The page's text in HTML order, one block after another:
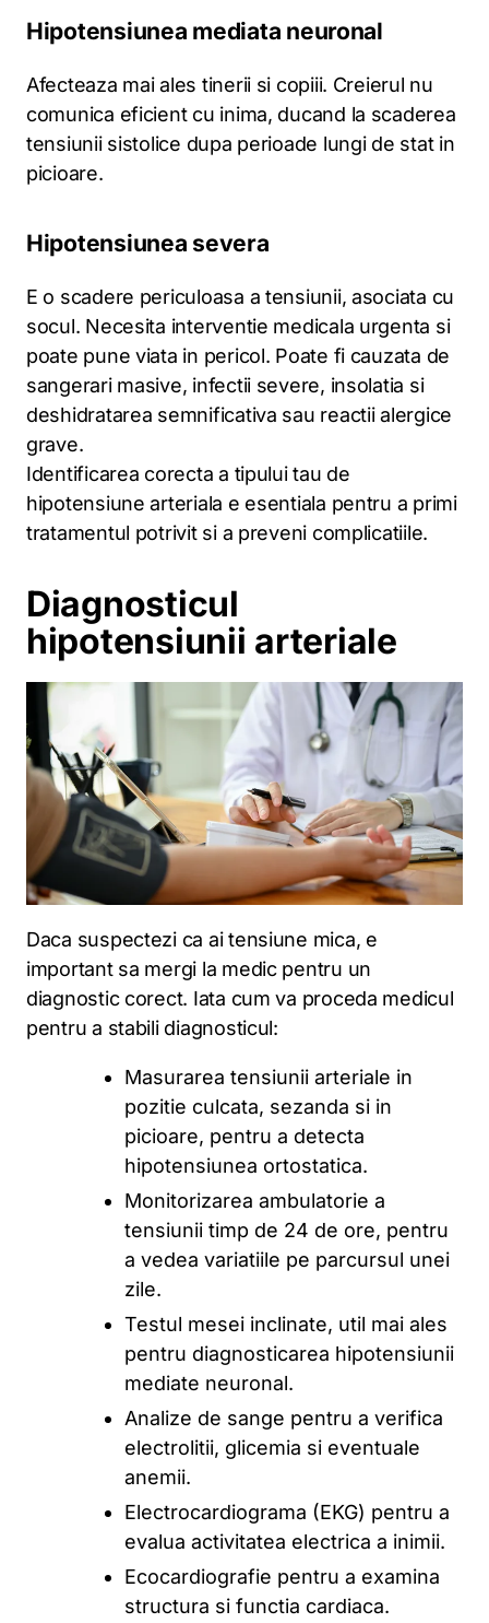
Hipotensiunea mediata neuronal
Afecteaza mai ales tinerii si copiii. Creierul nu
comunica eficient cu inima, ducand la scaderea
tensiunii sistolice dupa perioade lungi de stat in
picioare.
Hipotensiunea severa
E o scadere periculoasa a tensiunii, asociata cu
socul. Necesita interventie medicala urgenta si
poate pune viata in pericol. Poate fi cauzata de
sangerari masive, infectii severe, insolatia si
deshidratarea semnificativa sau reactii alergice
grave.
Identificarea corecta a tipului tau de
hipotensiune arteriala e esentiala pentru a primi
tratamentul potrivit si a preveni complicatiile.
Diagnosticul
hipotensiunii arteriale
Daca suspectezi ca ai tensiune mica, e
important sa mergi la medic pentru un
diagnostic corect. Iata cum va proceda medicul
pentru a stabili diagnosticul:
Masurarea tensiunii arteriale in
pozitie culcata, sezanda si in
picioare, pentru a detecta
hipotensiunea ortostatica.
Monitorizarea ambulatorie a
tensiunii timp de 24 de ore, pentru
a vedea variatiile pe parcursul unei
zile.
Testul mesei inclinate, util mai ales
pentru diagnosticarea hipotensiunii
mediate neuronal.
Analize de sange pentru a verifica
electrolitii, glicemia si eventuale
anemii.
Electrocardiograma (EKG) pentru a
evalua activitatea electrica a inimii.
Ecocardiografie pentru a examina
structura si functia cardiaca.